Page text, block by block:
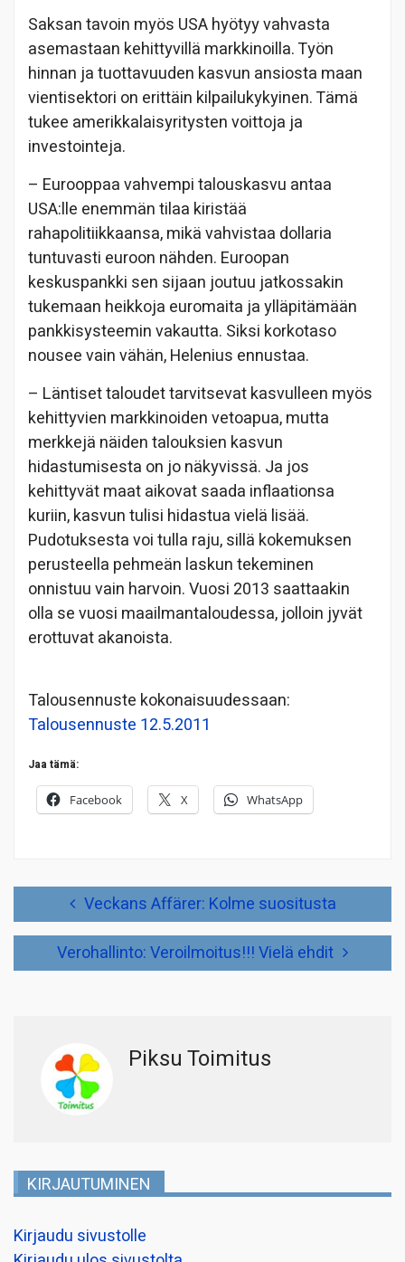
Saksan tavoin myös USA hyötyy vahvasta
asemastaan kehittyvillä markkinoilla. Työn
hinnan ja tuottavuuden kasvun ansiosta maan
vientisektori on erittäin kilpailukykyinen. Tämä
tukee amerikkalaisyritysten voittoja ja
investointeja.
– Eurooppaa vahvempi talouskasvu antaa
USA:lle enemmän tilaa kiristää
rahapolitiikkaansa, mikä vahvistaa dollaria
tuntuvasti euroon nähden. Euroopan
keskuspankki sen sijaan joutuu jatkossakin
tukemaan heikkoja euromaita ja ylläpitämään
pankkisysteemin vakautta. Siksi korkotaso
nousee vain vähän, Helenius ennustaa.
– Läntiset taloudet tarvitsevat kasvulleen myös
kehittyvien markkinoiden vetoapua, mutta
merkkejä näiden talouksien kasvun
hidastumisesta on jo näkyvissä. Ja jos
kehittyvät maat aikovat saada inflaationsa
kuriin, kasvun tulisi hidastua vielä lisää.
Pudotuksesta voi tulla raju, sillä kokemuksen
perusteella pehmeän laskun tekeminen
onnistuu vain harvoin. Vuosi 2013 saattaakin
olla se vuosi maailmantaloudessa, jolloin jyvät
erottuvat akanoista.
Talousennuste kokonaisuudessaan:
Talousennuste 12.5.2011
Jaa tämä:
Facebook X WhatsApp
Veckans Affärer: Kolme suositusta
Verohallinto: Veroilmoitus!!! Vielä ehdit
Piksu Toimitus
KIRJAUTUMINEN
Kirjaudu sivustolle